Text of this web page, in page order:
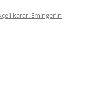
karar. Eminger’in